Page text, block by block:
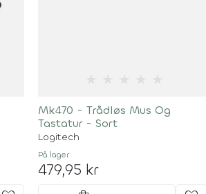
Mk470 - Trådløs Mus Og
Tastatur - Sort
Logitech
På lager
479,95 kr